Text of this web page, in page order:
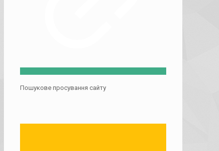
Пошукове просування сайту